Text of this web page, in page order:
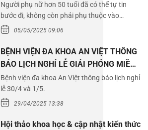
Người phụ nữ hơn 50 tuổi đã có thể tự tin
bước đi, không còn phải phụ thuộc vào
thuốc…05/05/2025 09:06
BỆNH VIỆN ĐA KHOA AN VIỆT THÔNG
BÁO LỊCH NGHỈ LỄ GIẢI PHÓNG MIỀN
NAM 30/4 VÀ QUỐC TẾ LAO ĐỘNG
1/5/2025
Bệnh viện đa khoa An Việt thông báo lịch nghỉ
lễ 30/4 và 1/5.
29/04/2025 13:38
Hội thảo khoa học & cập nhật kiến thức